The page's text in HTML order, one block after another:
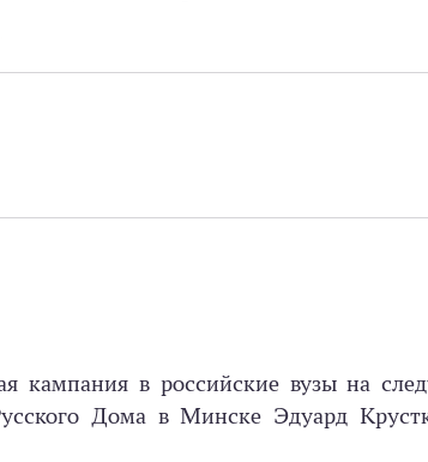
кампания в российские вузы на
Дома в Минске Эдуард